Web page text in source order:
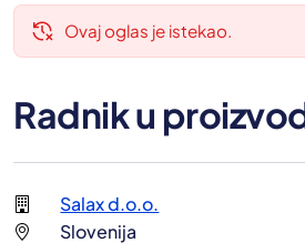
delete_history Ovaj oglas je istekao.
Radnik u
Salax d.o.o.
Slovenija